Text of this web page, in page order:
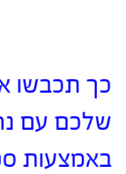
כך תכבשו
שלכם עם
באמצעות